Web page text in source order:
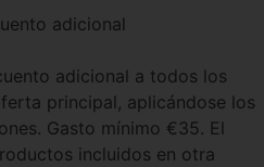
adicional
adicional a todos los
principal, aplicándose los
Gasto mínimo €35. El
incluidos en otra